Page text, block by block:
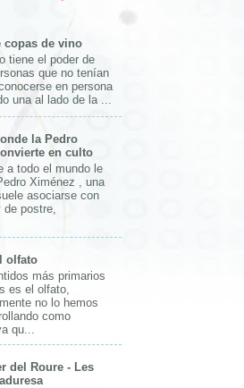
copas de vino
tiene el poder de
que no tenían
en persona
una al lado de la ...
la Pedro
en culto
a todo el mundo le
Ximénez , una
asociarse con
postre,
olfato
más primarios
es el olfato,
no lo hemos
como
qu...
del Roure - Les